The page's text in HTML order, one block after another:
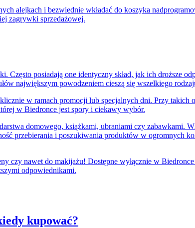
alejkach i bezwiednie wkładać do koszyka
zagrywki sprzedażowej.
posiadają one identyczny skład, jak ich droższe
największym powodzeniem cieszą się wszelkiego
w ramach promocji lub specjalnych dni. Przy takich
w Biedronce jest spory i ciekawy wybór.
domowego, książkami, ubraniami czy zabawkami.
przebierania i poszukiwania produktów w ogromnych
czy nawet do makijażu! Dostępne wyłącznie w
odpowiednikami.
kupować?